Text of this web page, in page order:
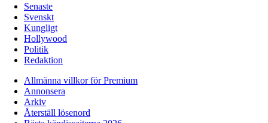
Senaste
Svenskt
Kungligt
Hollywood
Politik
Redaktion
Allmänna villkor för Premium
Annonsera
Arkiv
Återställ lösenord